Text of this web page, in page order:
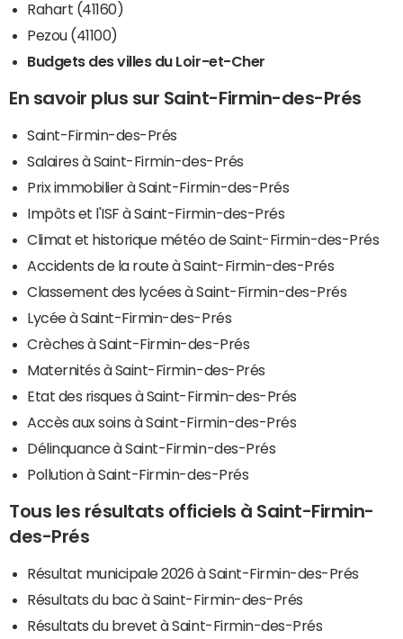
Rahart (41160)
Pezou (41100)
Budgets des villes du Loir-et-Cher
En savoir plus sur Saint-Firmin-des-Prés
Saint-Firmin-des-Prés
Salaires à Saint-Firmin-des-Prés
Prix immobilier à Saint-Firmin-des-Prés
Impôts et l'ISF à Saint-Firmin-des-Prés
Climat et historique météo de Saint-Firmin-des-Prés
Accidents de la route à Saint-Firmin-des-Prés
Classement des lycées à Saint-Firmin-des-Prés
Lycée à Saint-Firmin-des-Prés
Crèches à Saint-Firmin-des-Prés
Maternités à Saint-Firmin-des-Prés
Etat des risques à Saint-Firmin-des-Prés
Accès aux soins à Saint-Firmin-des-Prés
Délinquance à Saint-Firmin-des-Prés
Pollution à Saint-Firmin-des-Prés
Tous les résultats officiels à Saint-Firmin-
des-Prés
Résultat municipale 2026 à Saint-Firmin-des-Prés
Résultats du bac à Saint-Firmin-des-Prés
Résultats du brevet à Saint-Firmin-des-Prés